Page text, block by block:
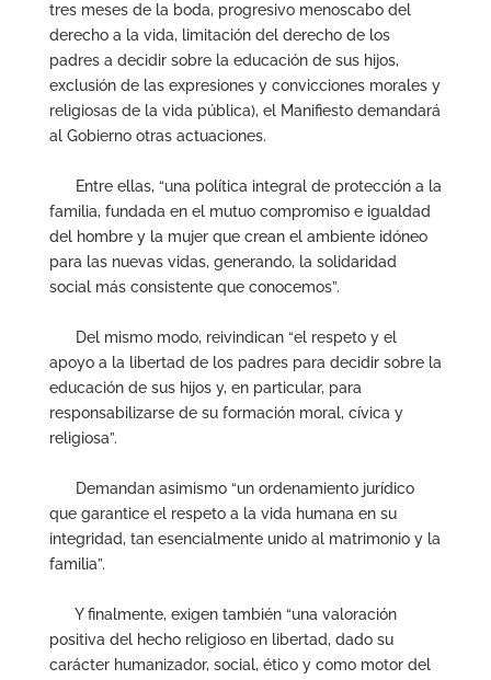
tres meses de la boda, progresivo menoscabo del
derecho a la vida, limitación del derecho de los
padres a decidir sobre la educación de sus hijos,
exclusión de las expresiones y convicciones morales y
religiosas de la vida pública), el Manifiesto demandará
al Gobierno otras actuaciones.
Entre ellas, “una política integral de protección a la
familia, fundada en el mutuo compromiso e igualdad
del hombre y la mujer que crean el ambiente idóneo
para las nuevas vidas, generando, la solidaridad
social más consistente que conocemos”.
Del mismo modo, reivindican “el respeto y el
apoyo a la libertad de los padres para decidir sobre la
educación de sus hijos y, en particular, para
responsabilizarse de su formación moral, cívica y
religiosa”.
Demandan asimismo “un ordenamiento jurídico
que garantice el respeto a la vida humana en su
integridad, tan esencialmente unido al matrimonio y la
familia”.
Y finalmente, exigen también “una valoración
positiva del hecho religioso en libertad, dado su
carácter humanizador, social, ético y como motor del